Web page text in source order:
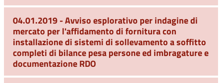
04.01.2019 - Avviso esplorativo per indagine di
mercato per l'affidamento di fornitura con
installazione di sistemi di sollevamento a soffitto
completi di bilance pesa persone ed imbragature e
documentazione RDO